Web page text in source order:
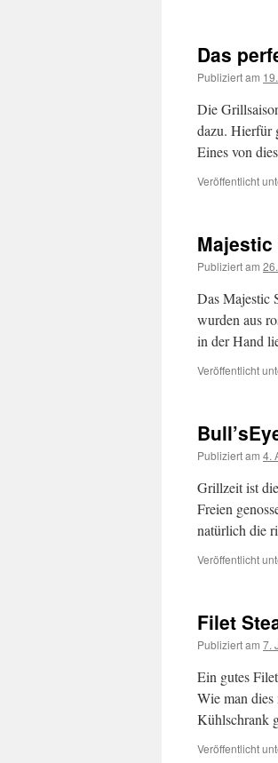
Das
Publiziert am
Die
dazu. Hierfür
Eines von
Veröffentlicht
Majestic
Publiziert am
Das Majestic
wurden aus
in der Hand
Veröffentlicht
Publiziert am 4.
Grillzeit ist
Freien
natürlich die
Veröffentlicht
Filet
Publiziert am 7.
Ein gutes
Wie man dies
Kühlschrank
Veröffentlicht